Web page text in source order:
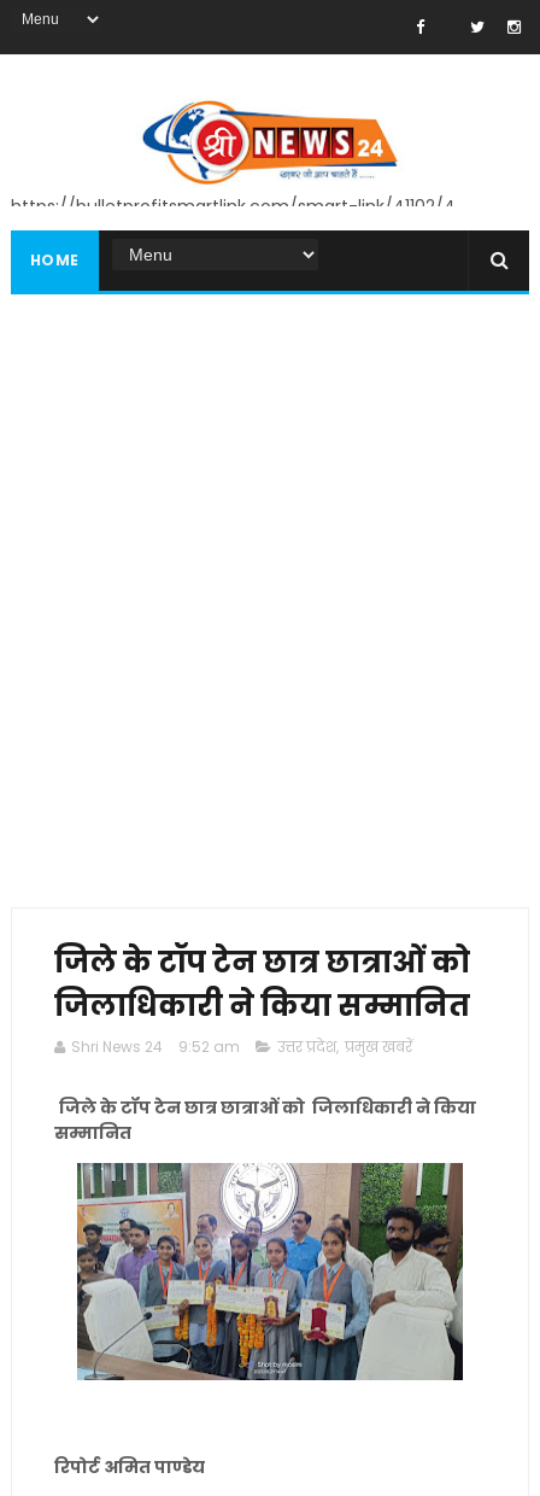
https://bulletprofitsmartlink.com/smart-link/41102/4
HOME
जिले के टॉप टेन छात्र छात्राओं को
जिलाधिकारी ने किया सम्मानित
Shri News 24 9:52 am उत्तर प्रदेश, प्रमुख खबरें
जिले के टॉप टेन छात्र छात्राओं को जिलाधिकारी ने किया
सम्मानित
रिपोर्ट अमित पाण्डेय